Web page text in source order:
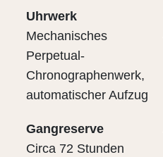
Uhrwerk
Mechanisches
Perpetual-
Chronographenwerk,
automatischer Aufzug
Gangreserve
Circa 72 Stunden